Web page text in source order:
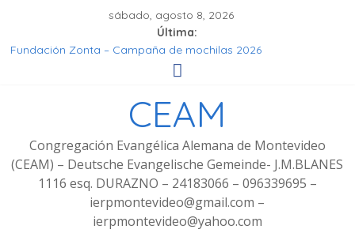
sábado, agosto 8, 2026
Última:
Fundación Zonta – Campaña de mochilas 2026
Seminar Hören, Verstehen, Geniessen
Fotos Culto bilingüe 8/2025 con bienvenida de grupo
CEAM
Congregación Evangélica Alemana de Montevideo
(CEAM) – Deutsche Evangelische Gemeinde- J.M.BLANES
1116 esq. DURAZNO – 24183066 – 096339695 –
ierpmontevideo@gmail.com –
ierpmontevideo@yahoo.com